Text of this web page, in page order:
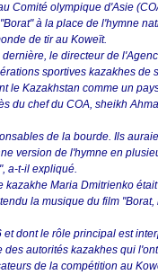
Comité olympique d'Asie
à la place de l'hymne
de tir au Koweït.
le directeur de
sportives kazakhes de
le Kazakhstan comme un
du chef du COA, sheikh
de la bourde. Ils
version de l'hymne en
a-t-il expliqué.
kazakhe Maria Dmitrienko
la musique du film
dont le rôle principal est
autorités kazakhes qui
de la compétition au